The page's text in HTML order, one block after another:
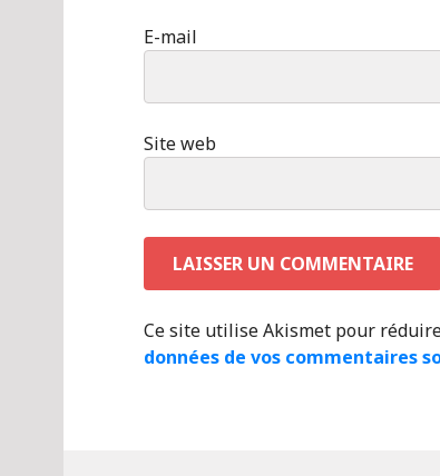
E-mail
Site web
Ce site utilise Akismet pour
données de vos commentaires